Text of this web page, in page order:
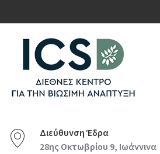
Διεύθυνση Έδρα
28ης Οκτωβρίου 9, Ιωάννινα